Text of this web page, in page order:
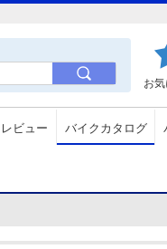
お気
ビュー バイクカタログ